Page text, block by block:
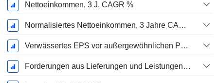
Nettoeinkommen, 3 J. CAGR %
Normalisiertes Nettoeinkommen, 3 Jahre CAGR %
Verwässertes EPS vor außergewöhnlichen Posten, 3-Jahres-CAGR %
Forderungen aus Lieferungen und Leistungen, 3-Jahres-CAGR %